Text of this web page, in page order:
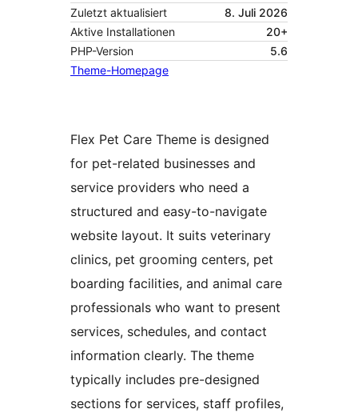
Zuletzt aktualisiert
8. Juli 2026
Aktive Installationen
20+
PHP-Version
5.6
Theme-Homepage
Flex Pet Care Theme is designed
for pet-related businesses and
service providers who need a
structured and easy-to-navigate
website layout. It suits veterinary
clinics, pet grooming centers, pet
boarding facilities, and animal care
professionals who want to present
services, schedules, and contact
information clearly. The theme
typically includes pre-designed
sections for services, staff profiles,